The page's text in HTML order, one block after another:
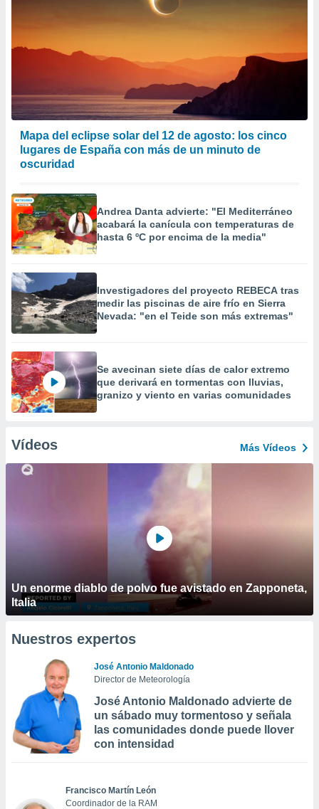
Mapa del eclipse solar del 12 de agosto: los cinco
lugares de España con más de un minuto de
oscuridad
Andrea Danta advierte: "El Mediterráneo
acabará la canícula con temperaturas de
hasta 6 ºC por encima de la media"
Investigadores del proyecto REBECA tras
medir las piscinas de aire frío en Sierra
Nevada: "en el Teide son más extremas"
Se avecinan siete días de calor extremo
que derivará en tormentas con lluvias,
granizo y viento en varias comunidades
Vídeos Más Vídeos
Un enorme diablo de polvo fue avistado en Zapponeta,
Italia
Nuestros expertos
José Antonio Maldonado
Director de Meteorología
José Antonio Maldonado advierte de
un sábado muy tormentoso y señala
las comunidades donde puede llover
con intensidad
Francisco Martín León
Coordinador de la RAM